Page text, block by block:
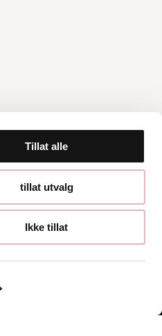
Tillat alle
tillat utvalg
Ikke tillat